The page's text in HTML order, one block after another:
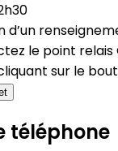
d’un
le point relais
sur le
téléphone